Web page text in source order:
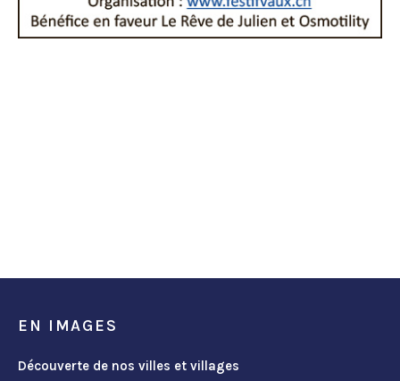
EN IMAGES
Découverte de nos villes et villages